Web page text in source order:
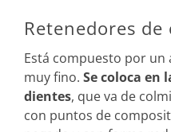
Retenedores
Está compuesto por
muy fino. Se coloca en
dientes, que va de
con puntos de